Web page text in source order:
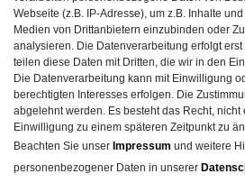
Kundenfeedback auf ShopVote
Impressum
Barrierefreiheitserklärung
Webseite (z.B. IP-Adresse), um z.B. Inhalte
Medien von Drittanbietern einzubinden oder
analysieren. Die Datenverarbeitung erfolgt
teilen diese Daten mit Dritten, die wir in den
Die Datenverarbeitung kann mit Einwilligung
berechtigten Interesses erfolgen. Die
abgelehnt werden. Es besteht das Recht,
Einwilligung zu einem späteren Zeitpunkt zu
Beachten Sie unser Impressum und weitere
personenbezogener Daten in unserer